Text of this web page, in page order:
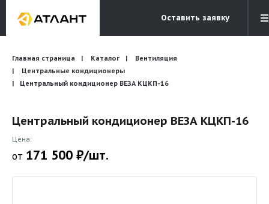
Оставить заявку
Электронная почта
info@atlantcompany.ru
Бесплатный звонок
Бренды
Бланки запросов
Главная страница Каталог
Вентиляция
Центральные кондиционеры
Центральный кондиционер ВЕЗА КЦКП-16
Центральный кондиционер ВЕЗА КЦКП-16
Цена:
от 171 500 ₽/шт.